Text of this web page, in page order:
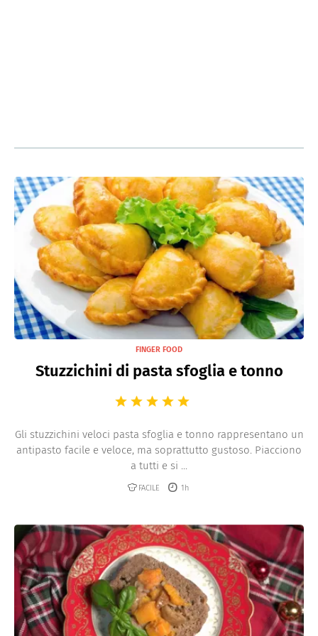
FINGER FOOD
Stuzzichini di pasta sfoglia e tonno
Gli stuzzichini veloci pasta sfoglia e tonno rappresentano un
antipasto facile e veloce, ma soprattutto gustoso. Piacciono
a tutti e si ...
FACILE 1h